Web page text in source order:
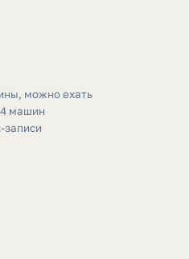
можно ехать
машин